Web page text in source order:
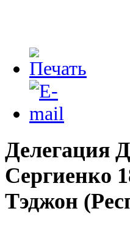
Делегация
Сергиенко
Тэджон